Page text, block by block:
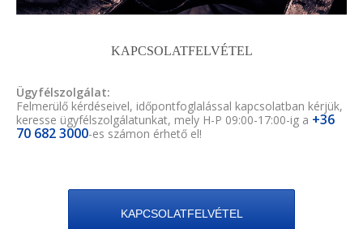
KAPCSOLATFELVÉTEL
Ügyfélszolgálat:
Felmerülő kérdéseivel, időpontfoglalással kapcsolatban kérjük,
keresse ügyfélszolgálatunkat, mely H-P 09:00-17:00-ig a +36
70 682 3000-es számon érhető el!
KAPCSOLATFELVÉTEL